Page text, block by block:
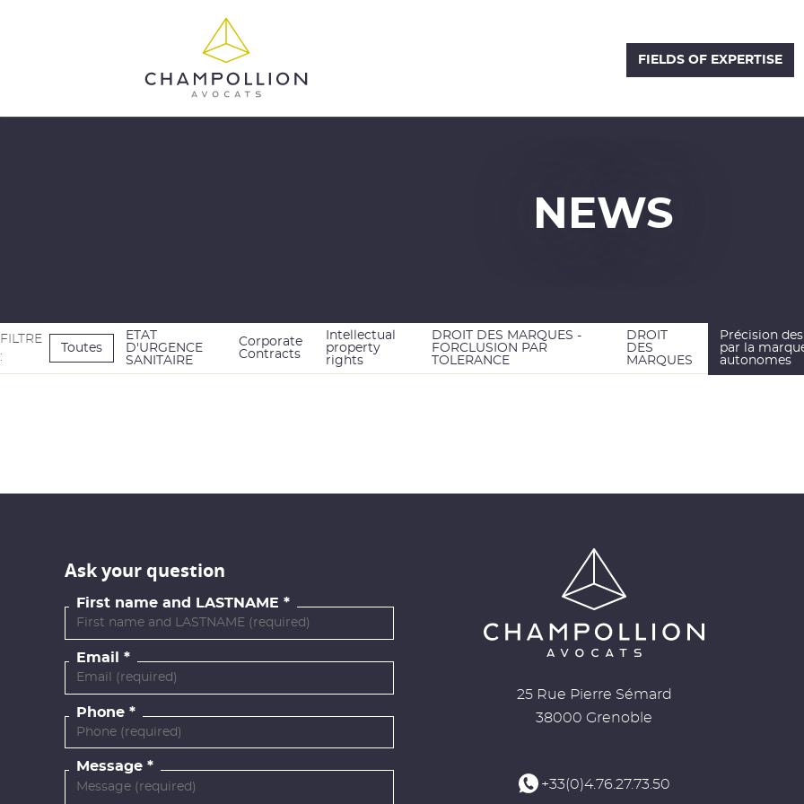
FIELDS OF EXPERTISE
NEWS
FILTRE
:
Toutes
ETAT
D'URGENCE
SANITAIRE
Corporate
Contracts
Intellectual
property
rights
DROIT DES MARQUES -
FORCLUSION PAR
TOLERANCE
DROIT
DES
MARQUES
Précision
par la
autonomes
Ask your question
First name and LASTNAME
Email
Phone
Message
25 Rue Pierre Sémard
38000 Grenoble
+33(0)4.76.27.73.50